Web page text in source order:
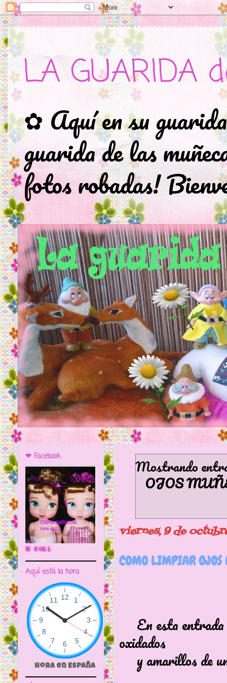
LA GUARIDA
✿ Aquí en su
guarida de las
fotos robadas!
Mostrando
OJOS
viernes, 9 de
COMO LIMPIAR
En esta entrada
oxidados
y amarillos de
❤ Facebook
🌼CRIPTA ANIMATOR CAVE DOLL
Aquí está la hora
Hora en España